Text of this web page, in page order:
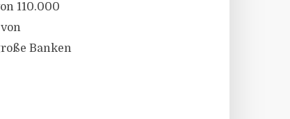
110.000
Banken